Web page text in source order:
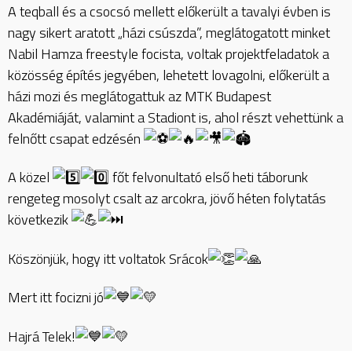
Ateqball és a csocsó mellett előkerült a tavalyi évben is
nagy sikert aratott „házi csúszda”, meglátogatott minket
Nabil Hamza freestyle focista, voltak projektfeladatok a
közösség építés jegyében, lehetett lovagolni, előkerült a
házi mozi és meglátogattuk az MTK Budapest
Akadémiáját, valamint a Stadiont is, ahol részt vehettünk a
felnőtt csapat edzésén
A közel
főt felvonultató első heti táborunk
rengeteg mosolyt csalt az arcokra, jövő héten folytatás
következik
Köszönjük, hogy itt voltatok Srácok
Mert itt focizni jó
Hajrá Telek!